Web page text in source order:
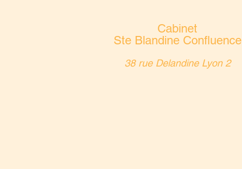
Cabinet
Ste Blandine Confluence
38 rue Delandine Lyon 2